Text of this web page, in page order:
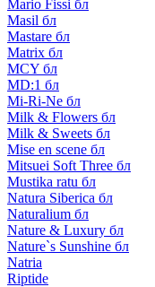
Mario Fissi бл
Masil бл
Mastare бл
Matrix бл
MCY бл
MD:1 бл
Mi-Ri-Ne бл
Milk & Flowers бл
Milk & Sweets бл
Mise en scene бл
Mitsuei Soft Three бл
Mustika ratu бл
Natura Siberica бл
Naturalium бл
Nature & Luxury бл
Nature`s Sunshine бл
Natria
Riptide